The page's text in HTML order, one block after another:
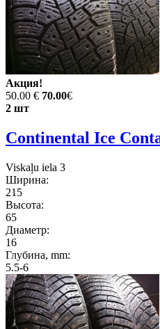
Акция!
50.00 € 70.00€
2 шт
Continental Ice
Viskaļu iela 3
Ширина:
215
Высота:
65
Диаметр:
16
Глубина, mm:
5.5-6